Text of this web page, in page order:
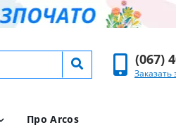
(067)
Заказать
Про Arcos